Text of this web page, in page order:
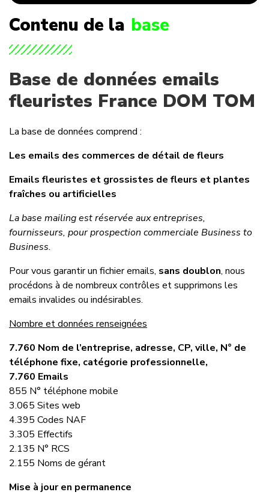
Contenu de la base
Base de données emails
fleuristes France DOM TOM
La base de données comprend :
Les emails des commerces de détail de fleurs
Emails fleuristes et grossistes de fleurs et plantes
fraîches ou artificielles
La base mailing est réservée aux entreprises,
fournisseurs, pour prospection commerciale Business to
Business.
Pour vous garantir un fichier emails, sans doublon, nous
procédons à de nombreux contrôles et supprimons les
emails invalides ou indésirables.
Nombre et données renseignées
7.760 Nom de l’entreprise, adresse, CP, ville, N° de
téléphone fixe, catégorie professionnelle,
7.760 Emails
855 N° téléphone mobile
3.065 Sites web
4.395 Codes NAF
3.305 Effectifs
2.135 N° RCS
2.155 Noms de gérant
Mise à jour en permanence